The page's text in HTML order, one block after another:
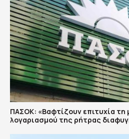
ΠΑΣΟΚ: «Βαφτίζουν επιτυχία
λογαριασμού της ρήτρας